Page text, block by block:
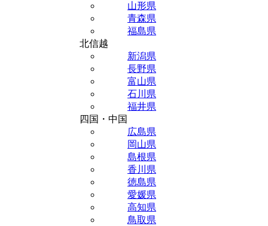
山形県
青森県
福島県
北信越
新潟県
長野県
富山県
石川県
福井県
四国・中国
広島県
岡山県
島根県
香川県
徳島県
愛媛県
高知県
鳥取県